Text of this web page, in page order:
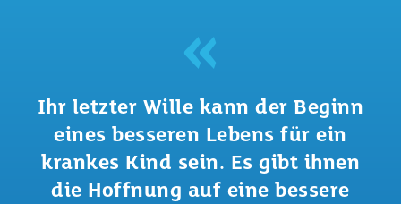
Ihr letzter Wille kann der Beginn
eines besseren Lebens für ein
krankes Kind sein. Es gibt ihnen
die Hoffnung auf eine bessere